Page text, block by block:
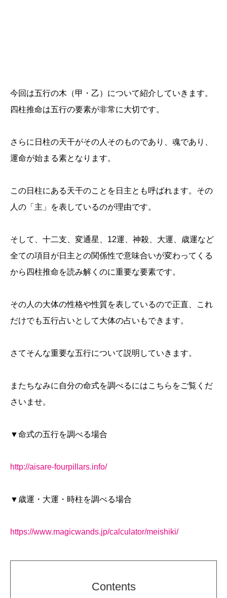
今回は五行の木（甲・乙）について紹介していきます。
四柱推命は五行の要素が非常に大切です。
さらに日柱の天干がその人そのものであり、魂であり、
運命が始まる素となります。
この日柱にある天干のことを日主とも呼ばれます。その
人の「主」を表しているのが理由です。
そして、十二支、変通星、12運、神殺、大運、歳運など
全ての項目が日主との関係性で意味合いが変わってくる
から四柱推命を読み解くのに重要な要素です。
その人の大体の性格や性質を表しているので正直、これ
だけでも五行占いとして大体の占いもできます。
さてそんな重要な五行について説明していきます。
またちなみに自分の命式を調べるにはこちらをご覧くだ
さいませ。
▼命式の五行を調べる場合
http://aisare-fourpillars.info/
▼歳運・大運・時柱を調べる場合
https://www.magicwands.jp/calculator/meishiki/
Contents